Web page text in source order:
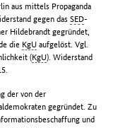
aus mittels Propaganda
gegen dasSED-
Hildebrandt gegründet,
die KgU aufgelöst. Vgl.
(KgU). Widerstand
der von der
gegründet. Zu
und